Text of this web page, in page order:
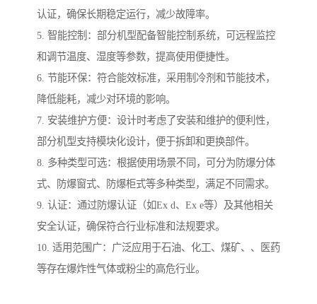
认证，确保长期稳定运行，减少故障率。
5. 智能控制：部分机型配备智能控制系统，可远程监控
和调节温度、湿度等参数，提高使用便捷性。
6. 节能环保：符合能效标准，采用制冷剂和节能技术，
降低能耗，减少对环境的影响。
7. 安装维护方便：设计时考虑了安装和维护的便利性，
部分机型支持模块化设计，便于拆卸和更换部件。
8. 多种类型可选：根据使用场景不同，可分为防爆分体
式、防爆窗式、防爆柜式等多种类型，满足不同需求。
9. 认证：通过防爆认证（如Ex d、Ex e等）及其他相关
安全认证，确保符合行业标准和法规要求。
10. 适用范围广：广泛应用于石油、化工、煤矿、、医药
等存在爆炸性气体或粉尘的高危行业。